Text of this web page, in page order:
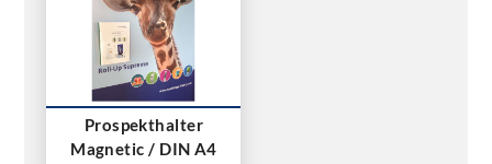
Prospekthalter
Magnetic / DIN A4